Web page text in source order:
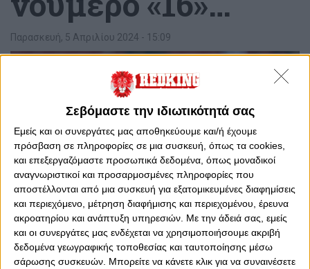
Σεβόμαστε την ιδιωτικότητά σας
Εμείς και οι συνεργάτες μας αποθηκεύουμε και/ή έχουμε
πρόσβαση σε πληροφορίες σε μια συσκευή, όπως τα cookies,
και επεξεργαζόμαστε προσωπικά δεδομένα, όπως μοναδικοί
αναγνωριστικοί και προσαρμοσμένες πληροφορίες που
αποστέλλονται από μια συσκευή για εξατομικευμένες διαφημίσεις
και περιεχόμενο, μέτρηση διαφήμισης και περιεχομένου, έρευνα
ακροατηρίου και ανάπτυξη υπηρεσιών. Με την άδειά σας, εμείς
και οι συνεργάτες μας ενδέχεται να χρησιμοποιήσουμε ακριβή
δεδομένα γεωγραφικής τοποθεσίας και ταυτοποίησης μέσω
σάρωσης συσκευών. Μπορείτε να κάνετε κλικ για να συναινέσετε
Παρασκευή, 5 Απριλίου 2024 - 15:09
0 0